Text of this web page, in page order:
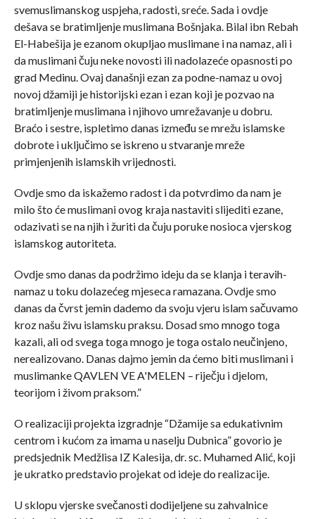
svemuslimanskog uspjeha, radosti, sreće. Sada i ovdje
dešava se bratimljenje muslimana Bošnjaka. Bilal ibn Rebah
El-Habešija je ezanom okupljao muslimane i na namaz, ali i
da muslimani čuju neke novosti ili nadolazeće opasnosti po
grad Medinu. Ovaj današnji ezan za podne-namaz u ovoj
novoj džamiji je historijski ezan i ezan koji je pozvao na
bratimljenje muslimana i njihovo umrežavanje u dobru.
Braćo i sestre, ispletimo danas između se mrežu islamske
dobrote i uključimo se iskreno u stvaranje mreže
primjenjenih islamskih vrijednosti.
Ovdje smo da iskažemo radost i da potvrdimo da nam je
milo što će muslimani ovog kraja nastaviti slijediti ezane,
odazivati se na njih i žuriti da čuju poruke nosioca vjerskog
islamskog autoriteta.
Ovdje smo danas da podržimo ideju da se klanja i teravih-
namaz u toku dolazećeg mjeseca ramazana. Ovdje smo
danas da čvrst jemin dademo da svoju vjeru islam sačuvamo
kroz našu živu islamsku praksu. Dosad smo mnogo toga
kazali, ali od svega toga mnogo je toga ostalo neučinjeno,
nerealizovano. Danas dajmo jemin da ćemo biti muslimani i
muslimanke QAVLEN VE A'MELEN – riječju i djelom,
teorijom i živom praksom.”
O realizaciji projekta izgradnje “Džamije sa edukativnim
centrom i kućom za imama u naselju Dubnica” govorio je
predsjednik Medžlisa IZ Kalesija, dr. sc. Muhamed Alić, koji
je ukratko predstavio projekat od ideje do realizacije.
U sklopu vjerske svečanosti dodijeljene su zahvalnice